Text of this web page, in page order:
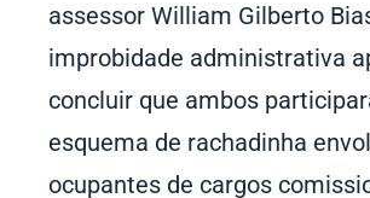
assessor William Gilberto
improbidade administrativa
concluir que ambos
esquema de rachadinha
ocupantes de cargos